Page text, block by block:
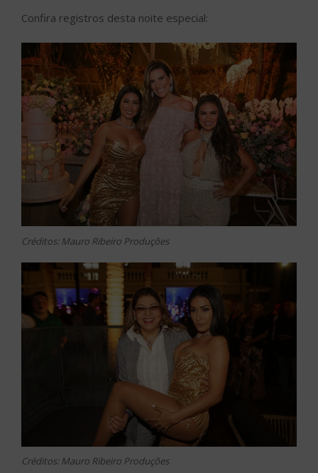
Confira registros desta noite especial:
Créditos: Mauro Ribeiro Produções
Créditos: Mauro Ribeiro Produções